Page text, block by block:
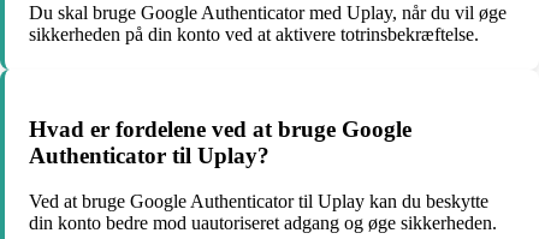
Du skal bruge Google Authenticator med Uplay, når du vil øge
sikkerheden på din konto ved at aktivere totrinsbekræftelse.
Hvad er fordelene ved at bruge Google
Authenticator til Uplay?
Ved at bruge Google Authenticator til Uplay kan du beskytte
din konto bedre mod uautoriseret adgang og øge sikkerheden.